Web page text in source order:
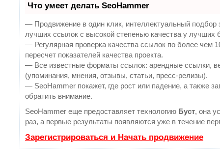
Что умеет делать SeoHammer
— Продвижение в один клик, интеллектуальный подбор
лучших ссылок с высокой степенью качества у лучших
— Регулярная проверка качества ссылок по более чем
пересчет показателей качества проекта.
— Все известные форматы ссылок: арендные ссылки,
(упоминания, мнения, отзывы, статьи, пресс-релизы).
— SeoHammer покажет, где рост или падение, а также
обратить внимание.
SeoHammer еще предоставляет технологию Буст, она
раз, а первые результаты появляются уже в течение
Зарегистрироваться и Начать продвижение